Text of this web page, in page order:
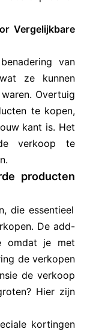
Vergelijkbare
van
ze kunnen
Overtuig
te kopen,
kant is. Het
verkoop te
producten
die essentieel
De add-
omdat je met
de verkopen
de verkoop
Hier zijn
kortingen